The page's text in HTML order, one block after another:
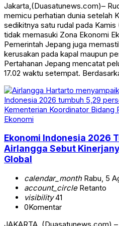
Jakarta,(Duasatunews.com)–
memicu perhatian dunia setelah
sedikitnya satu rudal pada
tidak memasuki Zona Ekonomi
Pemerintah Jepang juga
kerusakan pada kapal maupun
Pertahanan Jepang mencatat
17.02 waktu setempat.
Ekonomi
Ekonomi Indonesia 2026
Airlangga Sebut
Global
calendar_monthRabu, 5
account_circleRetanto
visibility41
0Komentar